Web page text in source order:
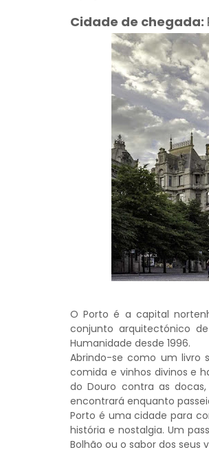
Cidade de chegada:
O Porto é a capital
conjunto arquitectónico
Humanidade desde 1996.
Abrindo-se como um livro
comida e vinhos divinos e
do Douro contra as
encontrará enquanto
Porto é uma cidade para
história e nostalgia. Um
Bolhão ou o sabor dos seus